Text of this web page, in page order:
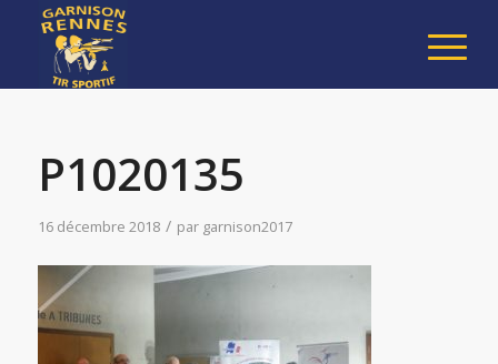
P1020135
16 décembre 2018 / par garnison2017